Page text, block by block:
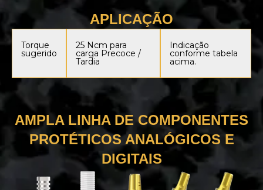
APLICAÇÃO
Torque
sugerido
25 Ncm para
carga Precoce /
Tardia
Indicação
conforme tabela
acima.
AMPLA LINHA DE COMPONENTES
PROTÉTICOS ANALÓGICOS E
DIGITAIS